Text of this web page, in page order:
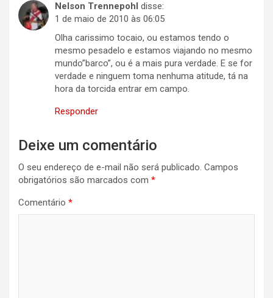
Nelson Trennepohl disse:
1 de maio de 2010 às 06:05
Olha carissimo tocaio, ou estamos tendo o
mesmo pesadelo e estamos viajando no mesmo
mundo”barco”, ou é a mais pura verdade. E se for
verdade e ninguem toma nenhuma atitude, tá na
hora da torcida entrar em campo.
Responder
Deixe um comentário
O seu endereço de e-mail não será publicado. Campos
obrigatórios são marcados com *
Comentário *